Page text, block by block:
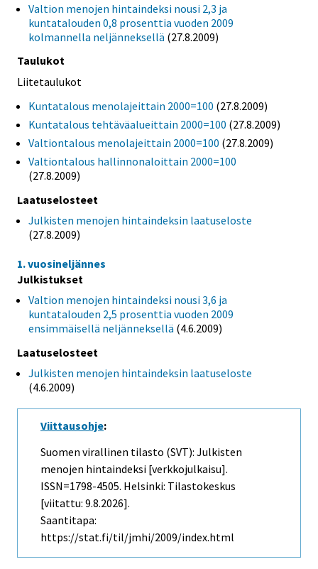
Valtion menojen hintaindeksi nousi 2,3 ja
kuntatalouden 0,8 prosenttia vuoden 2009
kolmannella neljänneksellä (27.8.2009)
Taulukot
Liitetaulukot
Kuntatalous menolajeittain 2000=100 (27.8.2009)
Kuntatalous tehtäväalueittain 2000=100 (27.8.2009)
Valtiontalous menolajeittain 2000=100 (27.8.2009)
Valtiontalous hallinnonaloittain 2000=100
(27.8.2009)
Laatuselosteet
Julkisten menojen hintaindeksin laatuseloste
(27.8.2009)
1. vuosineljännes
Julkistukset
Valtion menojen hintaindeksi nousi 3,6 ja
kuntatalouden 2,5 prosenttia vuoden 2009
ensimmäisellä neljänneksellä (4.6.2009)
Laatuselosteet
Julkisten menojen hintaindeksin laatuseloste
(4.6.2009)
Viittausohje:
Suomen virallinen tilasto (SVT): Julkisten
menojen hintaindeksi [verkkojulkaisu].
ISSN=1798-4505. Helsinki: Tilastokeskus
[viitattu: 9.8.2026].
Saantitapa:
https://stat.fi/til/jmhi/2009/index.html